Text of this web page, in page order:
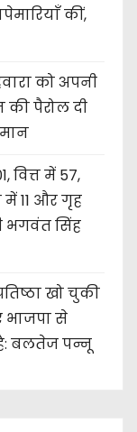
कीं,
को अपनी
की पैरोल दी
वित्त में 57,
में 11 और गृह
भगवंत सिंह
खो चुकी
भाजपा से
बलतेज पन्नू